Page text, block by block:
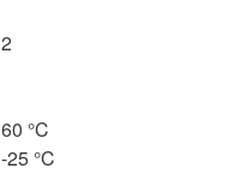
2
60 °C
-25 °C